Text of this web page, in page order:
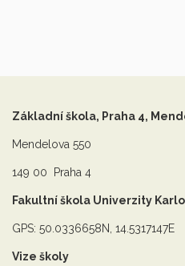
Základní škola, Praha 4,
Mendelova 550
149 00 Praha 4
Fakultní škola Univerzity
GPS: 50.0336658N, 14.5317147E
Vize školy